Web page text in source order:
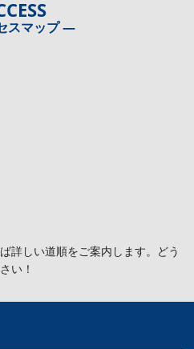
スマップ ―
詳しい道順をご案内します。どう
い！